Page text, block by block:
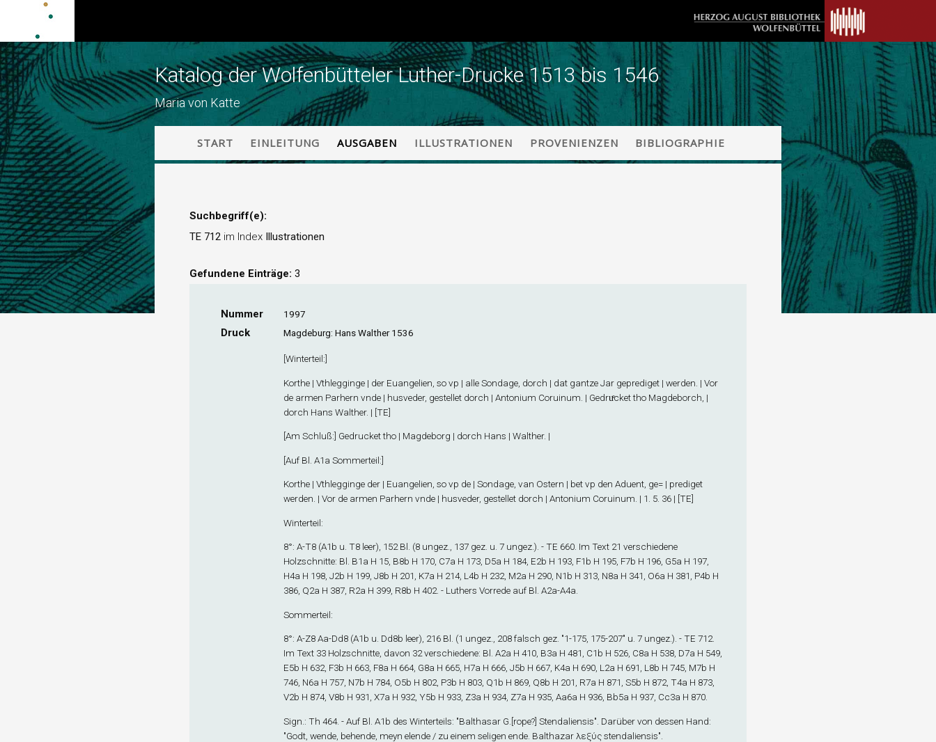
Katalog der Wolfenbütteler Luther-Drucke 1513 bis 1546
Maria von Katte
START EINLEITUNG AUSGABEN ILLUSTRATIONEN PROVENIENZEN BIBLIOGRAPHIE
Suchbegriff(e):
TE 712 im Index Illustrationen
Gefundene Einträge: 3
Nummer 1997
Druck Magdeburg: Hans Walther 1536
[Winterteil:]
Korthe | Vthlegginge | der Euangelien, so vp | alle Sondage, dorch | dat gantze Jar geprediget | werden. | Vor
de armen Parhern vnde | husveder, gestellet dorch | Antonium Coruinum. | Gedruͤcket tho Magdeborch, |
dorch Hans Walther. | [TE]
[Am Schluß:] Gedrucket tho | Magdeborg | dorch Hans | Walther. |
[Auf Bl. A1a Sommerteil:]
Korthe | Vthlegginge der | Euangelien, so vp de | Sondage, van Ostern | bet vp den Aduent, ge= | prediget
werden. | Vor de armen Parhern vnde | husveder, gestellet dorch | Antonium Coruinum. | 1. 5. 36 | [TE]
Winterteil:
8°: A-T8 (A1b u. T8 leer), 152 Bl. (8 ungez., 137 gez. u. 7 ungez.). - TE 660. Im Text 21 verschiedene
Holzschnitte: Bl. B1a H 15, B8b H 170, C7a H 173, D5a H 184, E2b H 193, F1b H 195, F7b H 196, G5a H 197,
H4a H 198, J2b H 199, J8b H 201, K7a H 214, L4b H 232, M2a H 290, N1b H 313, N8a H 341, O6a H 381, P4b H
386, Q2a H 387, R2a H 399, R8b H 402. - Luthers Vorrede auf Bl. A2a-A4a
Sommerteil:
8°: A-Z8Aa-Dd8 (A1b u. Dd8b leer), 216 Bl. (1 ungez., 208 falsch gez. "1-175, 175-207" u. 7 ungez.). - TE 712.
Im Text 33 Holzschnitte, davon 32 verschiedene: Bl. A2a H 410, B3a H 481, C1b H 526, C8a H 538, D7a H 549,
E5b H 632, F3b H 663, F8a H 664, G8a H 665, H7a H 666, J5b H 667, K4a H 690, L2a H 691, L8b H 745, M7b H
746, N6a H 757, N7b H 784, O5b H 802, P3b H 803, Q1b H 869, Q8b H 201, R7a H 871, S5b H 872, T4a H 873,
V2b H 874, V8b H 931, X7a H 932, Y5b H 933, Z3a H 934, Z7a H 935, Aa6a H 936, Bb5a H 937, Cc3a H 870.
Sign .: Th 464. - Auf Bl. A1b des Winterteils: "Balthasar G.[rope?] Stendaliensis". Darüber von dessen Hand:
"Godt, wende, behende, meyn elende / zu einem seligen ende. Balthazar λεξύς stendaliensis".